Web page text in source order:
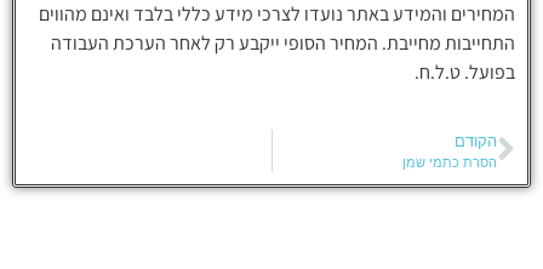
המחירים והמידע באתר נועדו לצרכי מידע כללי בלבד ואינם מהווים
התחייבות מחייבת. המחיר הסופי ייקבע רק לאחר הערכת העבודה
בפועל. ט.ל.ח.
הקודם
הסרת כתמי שמן